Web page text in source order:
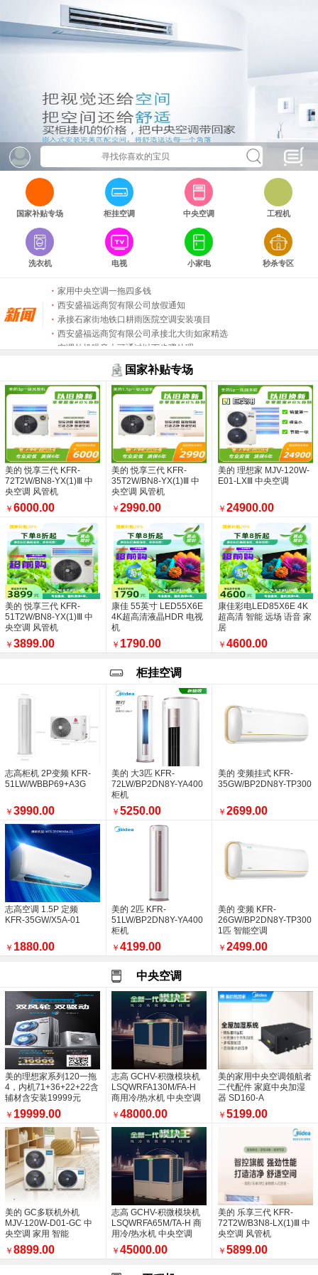
国家补贴专场 柜挂空调 中央空调 工程机
洗衣机 电视 小家电 秒杀专区
西安安装空调就找陕西盛福远
商洛酒店新风安装现场照片
突发状况下吊篮施工应急处置演练
西安盛福远建设工程有限公司祝全国人们五一
10万级净化车间已完工
唐都医院实验室改造项目全面完成
西安盛福远商贸有限公司承接商洛市康养酒店
美的APP（i管家）
家用中央空调一拖四多钱
西安盛福远商贸有限公司放假通知
承接石家街地铁口耕雨医院空调安装项目
西安盛福远商贸有限公司承接北大街如家精选
空调外机噪音大可通过以下步骤处理
商洛酒店地下室机房已安装过半
西安盛福远商贸有限公司
盛福远的联系方法
销量统计
空调冬天使用开机后多长时间可以出风属于正
中央空调多联机外机吊装中
中央空调商用空调都有哪几种
空调什么时候买最便宜
安装空调就找西安盛福远
选美的中央空调：3分产品定底气，7分安装
西安空调安装
盛福远祝全国人们国庆快乐
美的家用中央空调-新风探索家您了解多少
选中央空调别只盯着价格，还有更重要的
盛福远承接商洛五星级酒店空调安装工程
致尊贵的美的中央空调理想家一拖五用户
中央空调现场安装照片
西安如家精选钟楼店空调施工中
美的集团连续十年入选《财富》世界500强
销售喜报，西安盛福远商贸有限公司美的中央
跃升31位，位列246位！ 美的集团连续
销售美的大多联9拖198
美的空气能热泵 美的采暖 销量再创新高
西安盛福远商贸有限公司
空调风量越大越好吗？
美的风语者1.5P挂机【KFR-35GW
西安盛福远商贸工作人员到西安市长安区现场
西安盛福远商贸进行空调维保工作
销售空调多联机组及空气能热水设备
西安市雁塔区西派樘樾小区空调安装已完工
一样的空调，不一样的效果
美的理想家一拖四价格调整
美的巨瀑风1.5P挂机
西安安装空调就找陕西盛福远
商洛酒店新风安装现场照片
突发状况下吊篮施工应急处置演练
西安盛福远建设工程有限公司祝全国人们五一
10万级净化车间已完工
唐都医院实验室改造项目全面完成
西安盛福远商贸有限公司承接商洛市康养酒店
美的APP（i管家）
西安盛福远商贸有限公司开工大吉
家用中央空调一拖四多钱
西安盛福远商贸有限公司放假通知
承接石家街地铁口耕雨医院空调安装项目
西安盛福远商贸有限公司承接北大街如家精选
空调外机噪音大可通过以下步骤处理
美的3P风管机客厅必选产品
商洛酒店地下室机房已安装过半
西安盛福远商贸有限公司
盛福远的联系方法
销量统计
空调冬天使用开机后多长时间可以出风属于正
中央空调多联机外机吊装中
中央空调商用空调都有哪几种
空调什么时候买最便宜
安装空调就找西安盛福远
选美的中央空调：3分产品定底气，7分安装
美的中央空调四大系列
西安空调安装
盛福远祝全国人们国庆快乐
国家补贴专场
美的 悦享三代 KFR-
72T2W/BN8-YX(1)Ⅲ 中
央空调 风管机
￥6000.00
美的 悦享三代 KFR-
51T2W/BN8-YX(1)Ⅲ 中
央空调 风管机
￥3899.00
美的 悦享三代 KFR-
35T2W/BN8-YX(1)Ⅲ 中
央空调 风管机
￥2990.00
康佳 55英寸 LED55X6E
4K超高清液晶HDR 电视
机
￥ 1790.00
美的 理想家 MJV-120W-
E01-LXⅢ 中央空调
￥ 24900.00
康佳彩电LED85X6E 4K
超高清 智能 远场 语音 家
居
￥ 4600.00
柜挂空调
志高柜机 2P变频 KFR-
51LW/WBBP69+A3G
￥3990.00
志高空调 1.5P 定频
KFR-35GW/X5A-01
￥ 1880.00
美的 大3匹 KFR-
72LW/BP2DN8Y-YA400
柜机
￥5250.00
美的 2匹 KFR-
51LW/BP2DN8Y-YA400
柜机
￥4199.00
美的 变频挂式 KFR-
35GW/BP2DN8Y-TP300
￥ 2699.00
美的 变频 KFR-
26GW/BP2DN8Y-TP300
1匹 智能空调
￥ 2499.00
中央空调
美的理想家系列120一拖
4，内机71+36+22+22含
辅材含安装19999元
￥ 19999.00
美的 GC多联机外机
MJV-120W-D01-GC 中
央空调 家用 智能
￥8899.00
志高 GCHV-积微模块机
LSQWRFA130M/FA-H
商用冷/热水机 中央空调
￥48000.00
志高 GCHV-积微模块机
LSQWRFA65M/TA-H 商
用冷/热水机 中央空调
￥45000.00
美的家用中央空调领航者
二代配件 家庭中央加湿
器 SD160-A
￥ 5199.00
美的 乐享三代 KFR-
72T2W/B3N8-LX(1)Ⅲ 中
央空调 风管机
￥ 5899.00